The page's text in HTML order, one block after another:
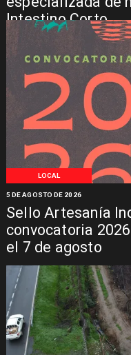
Intestino Corto
LOCAL
Sello Artesanía
convocatoria
el 7 de agosto
5 DE AGOSTO DE 2026